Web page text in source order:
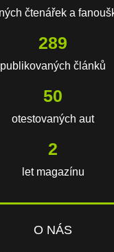
čtenářek a
603
publikovaných článků
106
otestovaných aut
3
let magazínu
O NÁS